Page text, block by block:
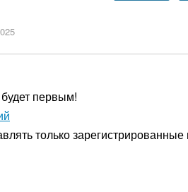
первым!
толькозарегистрированные